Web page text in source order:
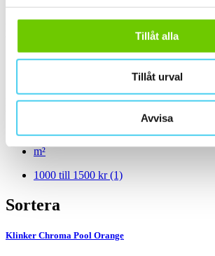
Tillåt alla
Tillåt urval
Avvisa
Välj önskad kant på plattan:
Pris
Välj en eller flera prisgrupper:
m²
1000 till 1500 kr(1)
Sortera
Klinker Chroma Pool Orange